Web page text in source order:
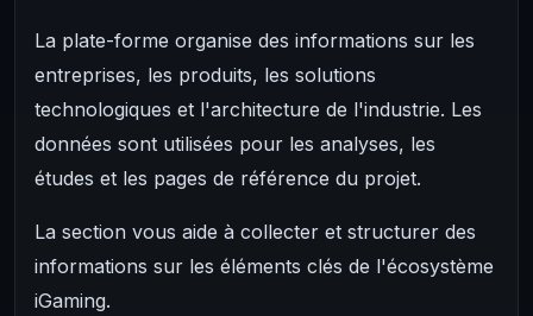
La plate-forme organise des informations sur les
entreprises, les produits, les solutions
technologiques et l'architecture de l'industrie. Les
données sont utilisées pour les analyses, les
études et les pages de référence du projet.
La section vous aide à collecter et structurer des
informations sur les éléments clés de l'écosystème
iGaming.